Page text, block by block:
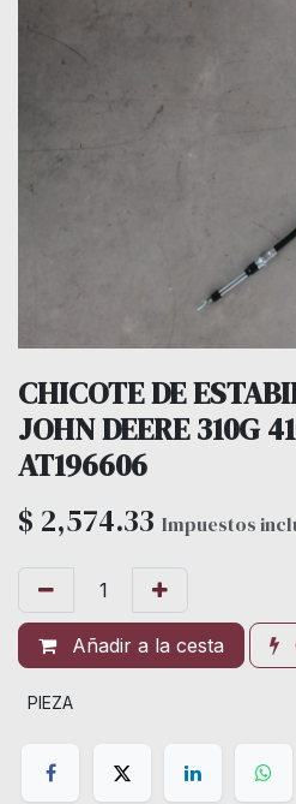
CHICOTE DE
JOHN DEERE 310G
AT196606
$ 2,574.33 Impuestos
Añadir a la cesta
PIEZA